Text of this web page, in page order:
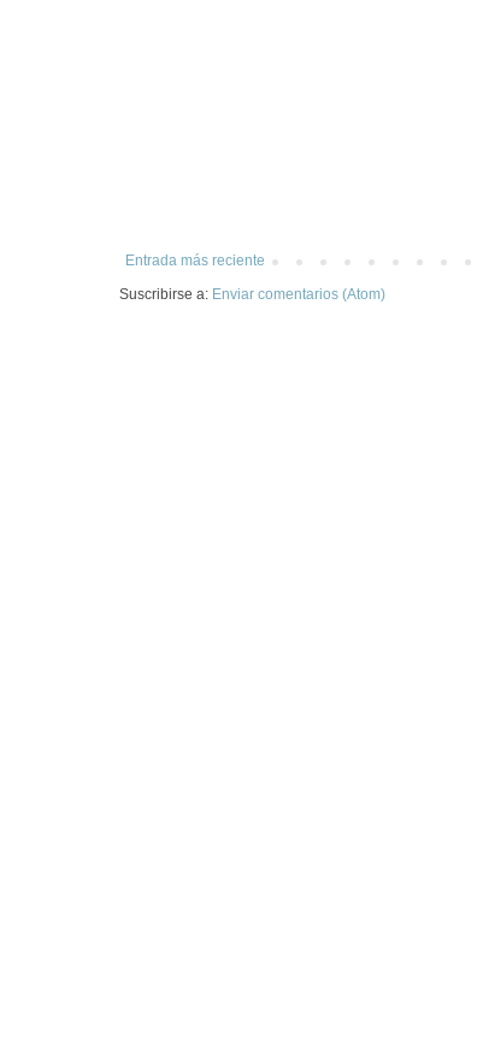
Entrada más reciente
Suscribirse a: Enviar comentarios (Atom)